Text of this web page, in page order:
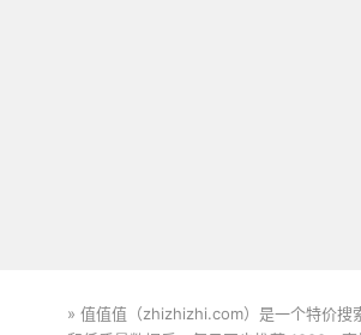
» 值值值（zhizhizhi.com）是一个特价搜